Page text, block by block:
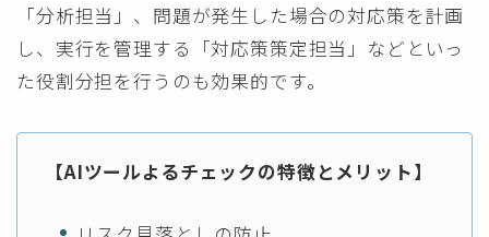
「分析担当」、問題が発生した場合の対応策を計画
し、実行を管理する「対応策策定担当」などといっ
た役割分担を行うのも効果的です。
【AIツールよるチェックの特徴とメリット】